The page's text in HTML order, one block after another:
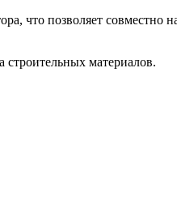
что позволяет совместно
материалов.